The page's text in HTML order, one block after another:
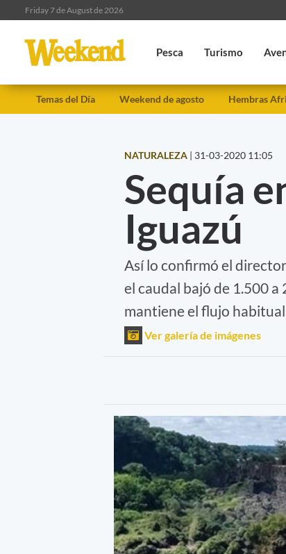
Friday 7 de August de 2026
Pesca Turismo
Temas del Día Weekend de agosto Hembras
NATURALEZA | 31-03-2020 11:05
Sequía
Iguazú
Así lo confirmó el
el caudal bajó de 1.500
mantiene el flujo
Ver galería de imágenes